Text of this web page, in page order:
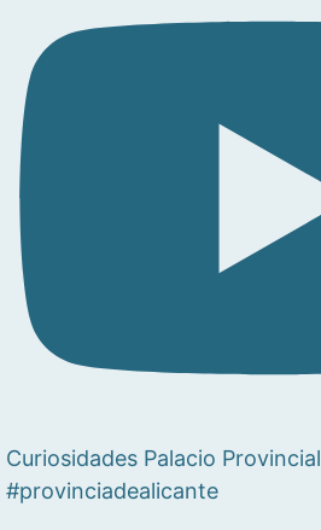
Curiosidades Palacio Provincial
#provinciadealicante